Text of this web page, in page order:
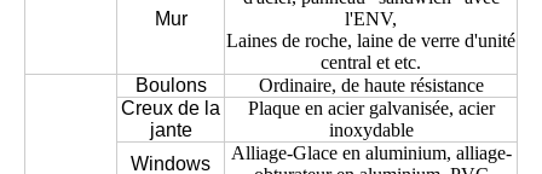
Mur
l'ENV,
Laines de roche, laine de verre d'unité
central et etc.
Boulons
Ordinaire, de haute résistance
Creux de la
jante
Plaque en acier galvanisée, acier
inoxydable
Windows
Alliage-Glace en aluminium, alliage-